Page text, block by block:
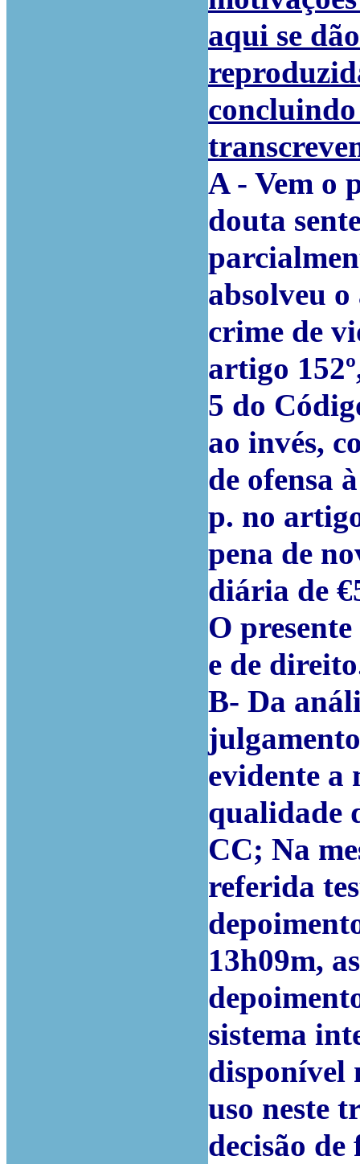
aqui se
concluindo
A - Vem o
douta
absolveu
crime de
artigo
5 do
ao invés,
de ofensa
p. no
pena de
diária de
O
e de
B- Da
evidente a
qualidade
CC; Na
referida
13h09m,
sistema
disponível
uso neste
decisão